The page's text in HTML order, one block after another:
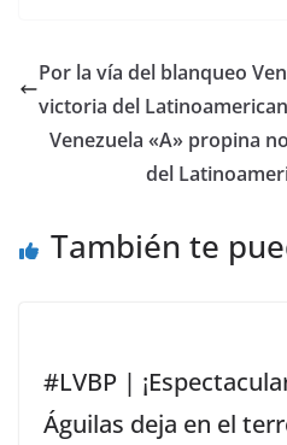
Por la vía del blanqueo
victoria del
Venezuela «A» propina
del
También te
#LVBP |
Águilas deja en el